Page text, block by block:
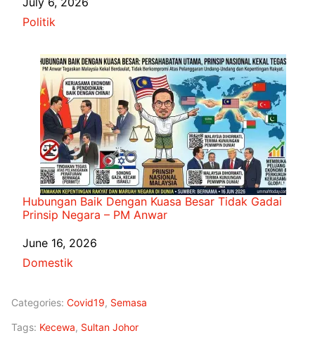
In relation to
Politik
Hubungan Baik Dengan Kuasa Besar Tidak Gadai
Prinsip Negara – PM Anwar
Date
June 16, 2026
In relation to
Domestik
Categories: Covid19, Semasa
Tags: Kecewa, Sultan Johor